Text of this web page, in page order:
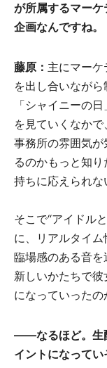
が所属するマー
企画なんですね。
藤原： 主にマー
を出し合いなが
「シャイニーの
を見ていくなか
事務所の雰囲気
るのかもっと知
持ちに応えられな
そこで“アイドル
に、リアルタイム
臨場感のある音
新しいかたちで
になっていったの
――なるほど。生
イントになってい